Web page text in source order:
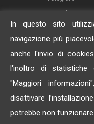
Giornalista
Docente
6inAUTO
il Dossier
In questo sito
navigazione più
anche l'invio di
l'inoltro di statistiche
"Maggiori
disattivare
potrebbe non